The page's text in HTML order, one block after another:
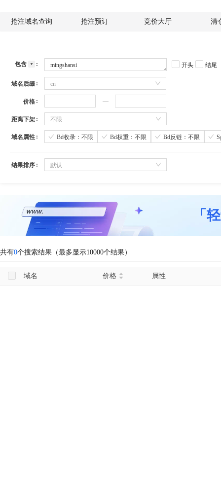
抢注域名查询 抢注预订 竞价大厅 清
包含 开头 结尾
域名后缀 cn
价格
距离下架 不限
域名属性 Bd收录：不限 Bd权重：不限 Bd反链：不限
结果排序 默认
「
共有0个搜索结果（最多显示10000个结果）
域名 价格 属性